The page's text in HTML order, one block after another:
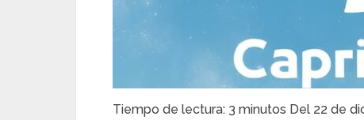
Tiempo de lectura: 3 minutos Del 22 de